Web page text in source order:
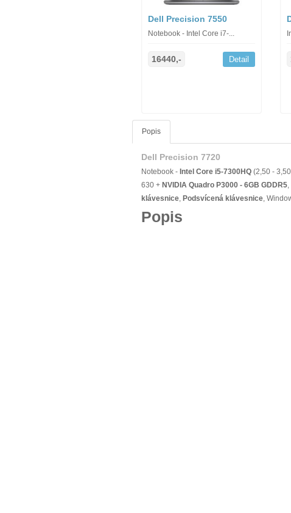
Dell Precision 7550
Notebook - Intel Core i7-...
16440,- Detail
Popis
Dell Precision 7720
Notebook - Intel Core i5-7300HQ (2,50 -
630 + NVIDIA Quadro P3000 - 6GB GDDR5,
klávesnice, Podsvícená klávesnice,
Popis